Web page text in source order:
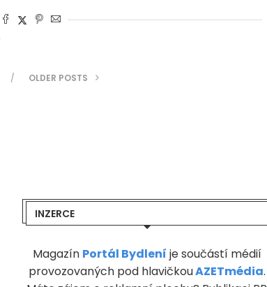
OLDER POSTS
INZERCE
Magazín Portál Bydlení je součástí médií
provozovaných pod hlavičkouAZETmédia.